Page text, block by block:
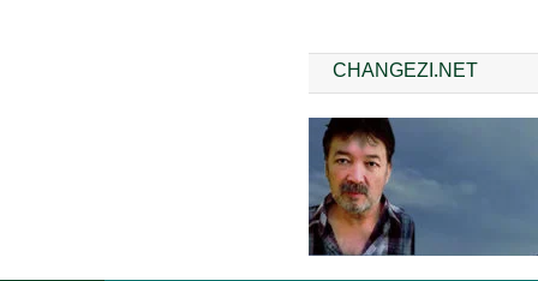
CHANGEZI.NET